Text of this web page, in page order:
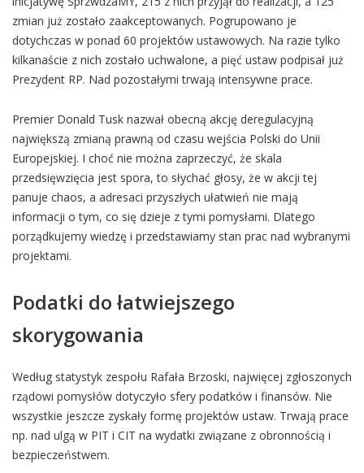
zmian już zostało zaakceptowanych. Pogrupowano je
dotychczas w ponad 60 projektów ustawowych. Na razie tylko
kilkanaście z nich zostało uchwalone, a pięć ustaw podpisał już
Prezydent RP. Nad pozostałymi trwają intensywne prace.
Premier Donald Tusk nazwał obecną akcję deregulacyjną
największą zmianą prawną od czasu wejścia Polski do Unii
Europejskiej. I choć nie można zaprzeczyć, że skala
przedsięwzięcia jest spora, to słychać głosy, że w akcji tej
panuje chaos, a adresaci przyszłych ułatwień nie mają
informacji o tym, co się dzieje z tymi pomysłami. Dlatego
porządkujemy wiedzę i przedstawiamy stan prac nad wybranymi
projektami.
Podatki do łatwiejszego
skorygowania
Według statystyk zespołu Rafała Brzoski, najwięcej zgłoszonych
rządowi pomysłów dotyczyło sfery podatków i finansów. Nie
wszystkie jeszcze zyskały formę projektów ustaw. Trwają prace
np. nad ulgą w PIT i CIT na wydatki związane z obronnością i
bezpieczeństwem.